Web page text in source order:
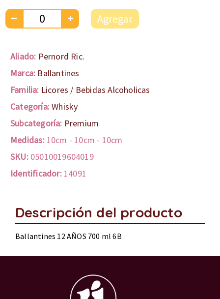
Agregar
Aliado: Pernord Ric.
Marca: Ballantines
Familia: Licores / Bebidas Alcoholicas
Categoría:Whisky
Subcategoría: Premium
Medidas: 10cm - 10cm - 10cm
SKU: 05010019604019
Identificador: 14091
Descripción del producto
Ballantines 12 AÑOS 700 ml 6B